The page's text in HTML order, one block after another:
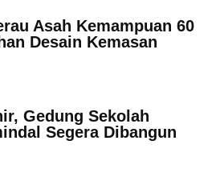
Asah Kemampuan 60
Desain Kemasan
Gedung Sekolah
Segera Dibangun